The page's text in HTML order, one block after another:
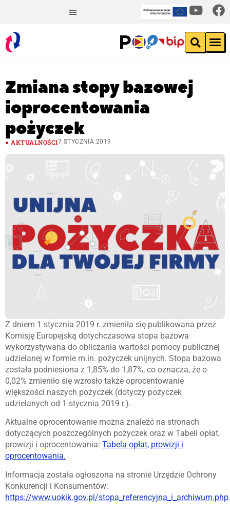
Zmiana stopy bazowej
i oprocentowania
pożyczek
AKTUALNOŚCI7 STYCZNIA 2019
Z dniem 1 stycznia 2019 r. zmieniła się publikowana przez
Komisję Europejską dotychczasowa stopa bazowa
wykorzystywana do obliczania wartości pomocy publicznej
udzielanej w formie m.in. pożyczek unijnych. Stopa bazowa
została podniesiona z 1,85% do 1,87%, co oznacza, że o
0,02% zmieniło się wzrosło także oprocentowanie
większości naszych pożyczek (dotyczy pożyczek
udzielanych od 1 stycznia 2019 r.).
Aktualne oprocentowanie można znaleźć na stronach
dotyczących poszczególnych pożyczek oraz w Tabeli opłat,
prowizji i oprocentowania: Tabela opłat, prowizji i
oprocentowania.
Informacja została ogłoszona na stronie Urzędzie Ochrony
Konkurencji i Konsumentów:
https://www.uokik.gov.pl/stopa_referencyjna_i_archiwum.php.